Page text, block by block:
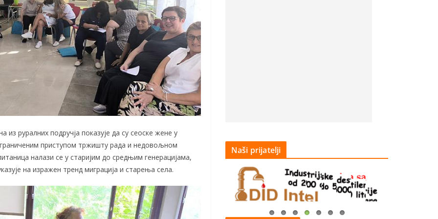
руралних подручја показује да су сеоске жене у
приступом тржишту рада и недовољном
налази се у старијим до средњим генерацијама,
на изражен тренд миграција и старења села.
Naši prijatelji